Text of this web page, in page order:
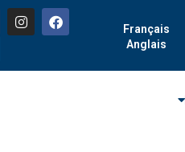
Français
Anglais